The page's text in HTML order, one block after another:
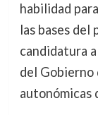
habilidad
las bases
candidatura
del Gobierno
autonómicas